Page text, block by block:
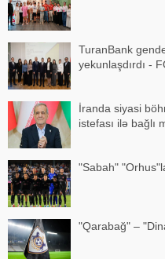
TuranBank
yekunlaşdırdı -
İranda siyasi
istefası ilə bağlı
"Sabah"
"Qarabağ" –